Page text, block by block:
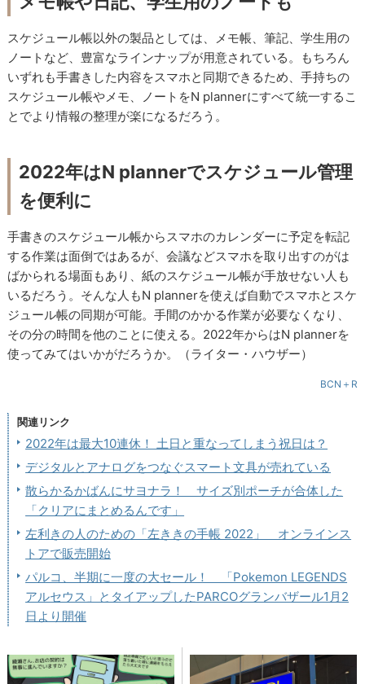
スケジュール帳以外の製品としては、メモ帳、筆記、学生用の
ノートなど、豊富なラインナップが用意されている。もちろん
いずれも手書きした内容をスマホと同期できるため、手持ちの
スケジュール帳やメモ、ノートをN plannerにすべて統一するこ
とでより情報の整理が楽になるだろう。
2022年はN plannerでスケジュール管理
を便利に
手書きのスケジュール帳からスマホのカレンダーに予定を転記
する作業は面倒ではあるが、会議などスマホを取り出すのがは
ばかられる場面もあり、紙のスケジュール帳が手放せない人も
いるだろう。そんな人もN plannerを使えば自動でスマホとスケ
ジュール帳の同期が可能。手間のかかる作業が必要なくなり、
その分の時間を他のことに使える。2022年からはN plannerを
使ってみてはいかがだろうか。（ライター・ハウザー）
BCN＋R
関連リンク
2022年は最大10連休！ 土日と重なってしまう祝日は？
デジタルとアナログをつなぐスマート文具が売れている
散らかるかばんにサヨナラ！ サイズ別ポーチが合体した
「クリアにまとめるんです」
左利きの人のための「左ききの手帳 2022」 オンラインス
トアで販売開始
パルコ、半期に一度の大セール！ 「Pokemon LEGENDS
アルセウス」とタイアップしたPARCOグランバザール1月2
日より開催